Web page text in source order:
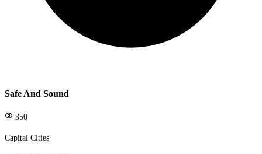
Safe And Sound
350
Capital Cities